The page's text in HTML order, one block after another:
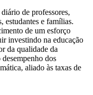
de professores,
estudantes e famílias.
de um esforço
investindo na educação
da qualidade da
dos
aliado às taxas de